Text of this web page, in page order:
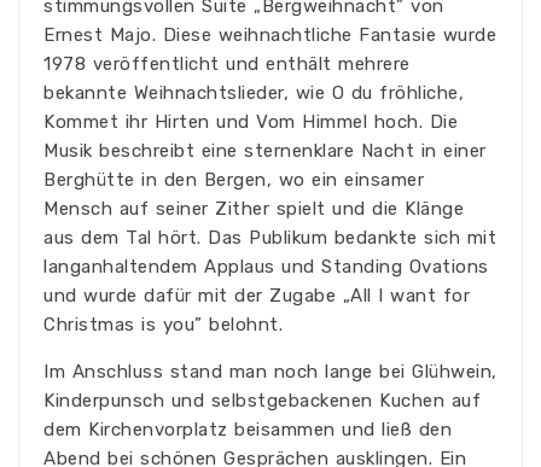
stimmungsvollen Suite „Bergweihnacht” von
Ernest Majo. Diese weihnachtliche Fantasie wurde
1978 veröffentlicht und enthält mehrere
bekannte Weihnachtslieder, wie O du fröhliche,
Kommet ihr Hirten und Vom Himmel hoch. Die
Musik beschreibt eine sternenklare Nacht in einer
Berghütte in den Bergen, wo ein einsamer
Mensch auf seiner Zither spielt und die Klänge
aus dem Tal hört. Das Publikum bedankte sich mit
langanhaltendem Applaus und Standing Ovations
und wurde dafür mit der Zugabe „All I want for
Christmas is you” belohnt.
Im Anschluss stand man noch lange bei Glühwein,
Kinderpunsch und selbstgebackenen Kuchen auf
dem Kirchenvorplatz beisammen und ließ den
Abend bei schönen Gesprächen ausklingen. Ein